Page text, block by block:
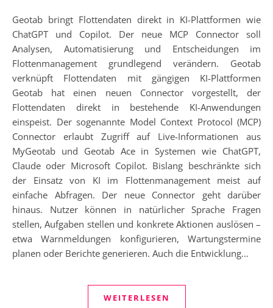
Geotab bringt Flottendaten direkt in KI-Plattformen wie
ChatGPT und Copilot. Der neue MCP Connector soll
Analysen, Automatisierung und Entscheidungen im
Flottenmanagement grundlegend verändern. Geotab
verknüpft Flottendaten mit gängigen KI-Plattformen
Geotab hat einen neuen Connector vorgestellt, der
Flottendaten direkt in bestehende KI-Anwendungen
einspeist. Der sogenannte Model Context Protocol (MCP)
Connector erlaubt Zugriff auf Live-Informationen aus
MyGeotab und Geotab Ace in Systemen wie ChatGPT,
Claude oder Microsoft Copilot. Bislang beschränkte sich
der Einsatz von KI im Flottenmanagement meist auf
einfache Abfragen. Der neue Connector geht darüber
hinaus. Nutzer können in natürlicher Sprache Fragen
stellen, Aufgaben stellen und konkrete Aktionen auslösen –
etwa Warnmeldungen konfigurieren, Wartungstermine
planen oder Berichte generieren. Auch die Entwicklung…
WEITERLESEN